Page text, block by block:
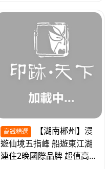
高鐵精選
遊仙境五指峰 船遊東江湖
連住2晚國際品牌 超值高